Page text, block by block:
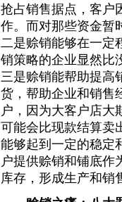
抢占销售据点，客户
作。而对那些资金暂
二是赊销能够在一定
销策略的企业显然比
三是赊销能帮助提高
货，帮助企业和销售
户，因为大客户店大
可能会比现款结算卖
能够起到一定的稳定
户提供赊销和铺底作
库存，形成生产和销